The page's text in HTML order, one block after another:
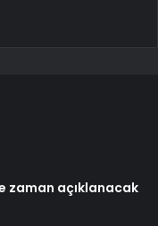
zaman açıklanacak